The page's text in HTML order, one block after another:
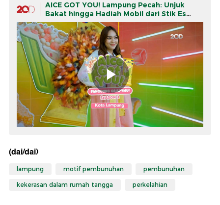
AICE GOT YOU! Lampung Pecah: Unjuk
Bakat hingga Hadiah Mobil dari Stik Es
Krim!
(dai/dai)
lampung motif pembunuhan pembunuhan
kekerasan dalam rumah tangga perkelahian